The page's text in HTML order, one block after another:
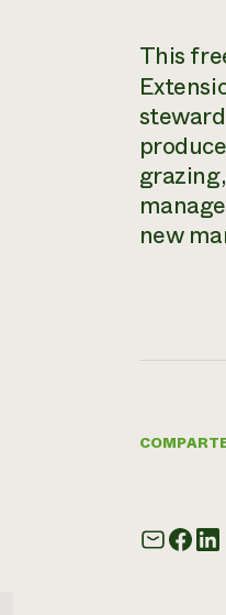
This
new